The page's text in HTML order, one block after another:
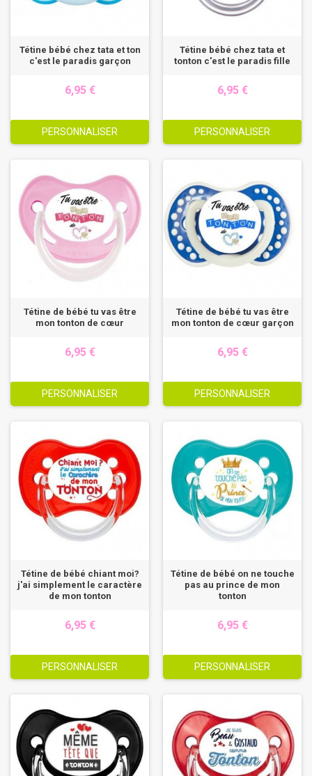
Tétine bébé chez tata et ton
c'est le paradis garçon
6,95 €
PERSONNALISER
Tétine bébé chez tata et
tonton c'est le paradis fille
6,95 €
PERSONNALISER
Tétine de bébé tu vas être
mon tonton de cœur
6,95 €
PERSONNALISER
Tétine de bébé tu vas être
mon tonton de cœur garçon
6,95 €
PERSONNALISER
Tétine de bébé chiant moi?
j'ai simplement le caractère
de mon tonton
6,95 €
PERSONNALISER
Tétine de bébé on ne touche
pas au prince de mon
tonton
6,95 €
PERSONNALISER